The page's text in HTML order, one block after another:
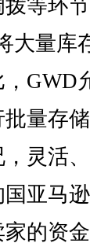
等环
大量库
GWD
量存
灵活
亚马
的资